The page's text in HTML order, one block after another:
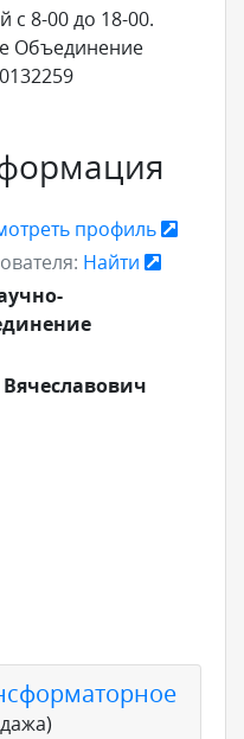
8-00 до 18-00.
Объединение
профиль
Найти